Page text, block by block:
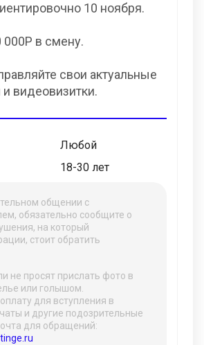
10 ноября.
000Р в смену.
свои актуальные
видеовизитки.
Любой
18-30 лет
общении с
обязательно сообщите о
на который
стоит обратить
не просят прислать фото в
или голышом.
для вступления в
и другие подозрительные
для обращений: